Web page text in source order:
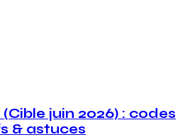
juin 2026) : codes
& astuces